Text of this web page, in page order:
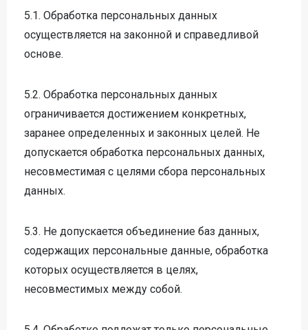
5.1. Обработка персональных данных
осуществляется на законной и справедливой
основе.
5.2. Обработка персональных данных
ограничивается достижением конкретных,
заранее определенных и законных целей. Не
допускается обработка персональных данных,
несовместимая с целями сбора персональных
данных.
5.3. Не допускается объединение баз данных,
содержащих персональные данные, обработка
которых осуществляется в целях,
несовместимых между собой.